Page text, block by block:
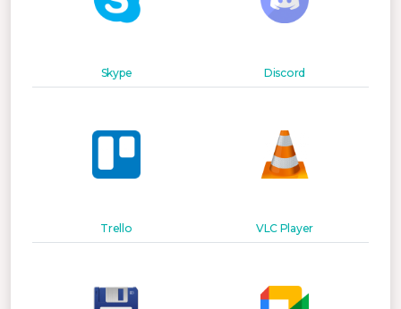
Skype Discord
Trello VLC Player